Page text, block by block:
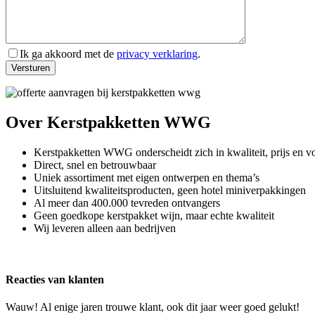
Ik ga akkoord met de privacy verklaring.
Versturen
Over Kerstpakketten WWG
Kerstpakketten WWG onderscheidt zich in kwaliteit, prijs en
Direct, snel en betrouwbaar
Uniek assortiment met eigen ontwerpen en thema’s
Uitsluitend kwaliteitsproducten, geen hotel miniverpakkingen
Al meer dan 400.000 tevreden ontvangers
Geen goedkope kerstpakket wijn, maar echte kwaliteit
Wij leveren alleen aan bedrijven
Reacties van klanten
Wauw! Al enige jaren trouwe klant, ook dit jaar weer goed gelukt!